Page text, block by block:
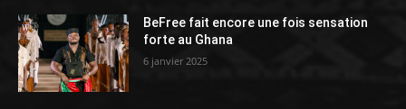
BeFree fait encore une fois sensation
forte au Ghana
6 janvier 2025